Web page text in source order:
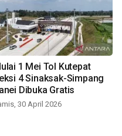
1 Mei Tol Kutepat
4 Sinaksak-Simpang
Dibuka Gratis
30 April 2026